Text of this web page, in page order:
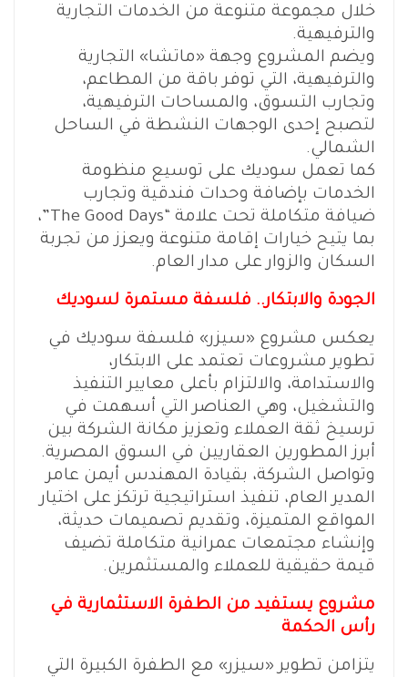
خلال مجموعة متنوعة من الخدمات التجارية
والترفيهية.
ويضم المشروع وجهة «ماتشا» التجارية
والترفيهية، التي توفر باقة من المطاعم،
وتجارب التسوق، والمساحات الترفيهية،
لتصبح إحدى الوجهات النشطة في الساحل
الشمالي.
كما تعمل سوديك على توسيع منظومة
الخدمات بإضافة وحدات فندقية وتجارب
ضيافة متكاملة تحت علامة “The Good Days”،
بما يتيح خيارات إقامة متنوعة ويعزز من تجربة
السكان والزوار على مدار العام.
الجودة والابتكار.. فلسفة مستمرة لسوديك
يعكس مشروع «سيزر» فلسفة سوديك في
تطوير مشروعات تعتمد على الابتكار،
والاستدامة، والالتزام بأعلى معايير التنفيذ
والتشغيل، وهي العناصر التي أسهمت في
ترسيخ ثقة العملاء وتعزيز مكانة الشركة بين
أبرز المطورين العقاريين في السوق المصرية.
وتواصل الشركة، بقيادة المهندس أيمن عامر
المدير العام، تنفيذ استراتيجية ترتكز على اختيار
المواقع المتميزة، وتقديم تصميمات حديثة،
وإنشاء مجتمعات عمرانية متكاملة تضيف
قيمة حقيقية للعملاء والمستثمرين.
مشروع يستفيد من الطفرة الاستثمارية في
رأس الحكمة
يتزامن تطوير «سيزر» مع الطفرة الكبيرة التي